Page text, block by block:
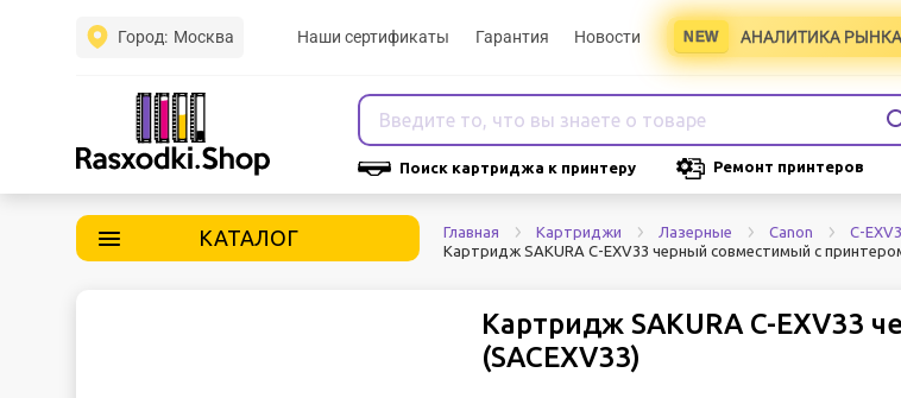
Город: Москва Наши сертификаты Гарантия Новости АНАЛИТИКА
Поиск картриджа к принтеру Ремонт принтеров
КАТАЛОГ Главная Картриджи Лазерные Canon
C-
Картридж SAKURA C-EXV33 черный совместимый с
Картридж SAKURA C-EXV33
(SACEXV33)